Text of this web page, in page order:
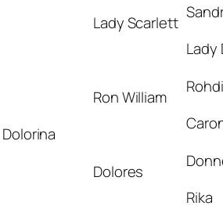
Lady Scarlett
Lady
Dolorina
Ron William
Dolores
Rika